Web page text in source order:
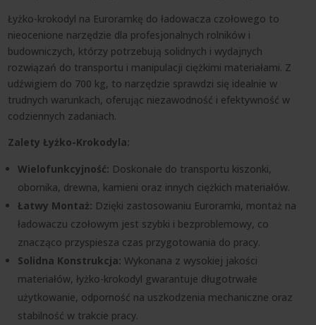
Łyżko-krokodyl na Euroramkę do ładowacza czołowego to
nieocenione narzędzie dla profesjonalnych rolników i
budowniczych, którzy potrzebują solidnych i wydajnych
rozwiązań do transportu i manipulacji ciężkimi materiałami. Z
udźwigiem do 700 kg, to narzędzie sprawdzi się idealnie w
trudnych warunkach, oferując niezawodność i efektywność w
codziennych zadaniach.
Zalety Łyżko-Krokodyla:
Wielofunkcyjność: Doskonałe do transportu kiszonki,
obornika, drewna, kamieni oraz innych ciężkich materiałów.
Łatwy Montaż: Dzięki zastosowaniu Euroramki, montaż na
ładowaczu czołowym jest szybki i bezproblemowy, co
znacząco przyspiesza czas przygotowania do pracy.
Solidna Konstrukcja: Wykonana z wysokiej jakości
materiałów, łyżko-krokodyl gwarantuje długotrwałe
użytkowanie, odporność na uszkodzenia mechaniczne oraz
stabilność w trakcie pracy.